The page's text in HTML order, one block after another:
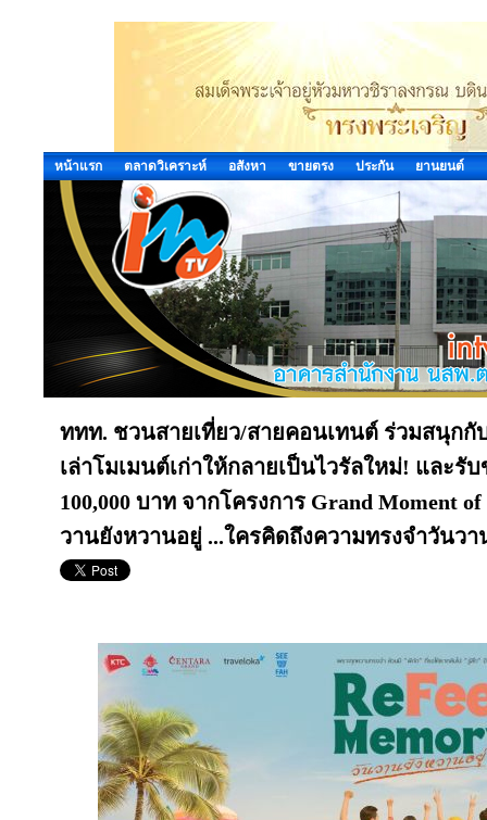
หน้าแรก ตลาดวิเคราะห์ อสังหา ขายตรง ประกัน ยานยนต์
ททท. ชวนสายเที่ยว/สายคอนเทนต์ ร่วมสนุกกั
เล่าโมเมนต์เก่าให้กลายเป็นไวรัลใหม่! และรั
100,000 บาท จากโครงการ Grand Moment
วานยังหวานอยู่ ...ใครคิดถึงความทรงจำวันวา